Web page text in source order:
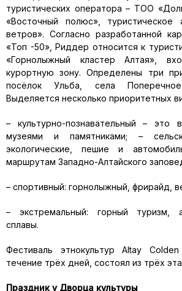
туристических оператора – ТОО
«Восточный полюс»,
ветров». Согласно разработанной
«Топ -50», Риддер относится к
«Горнолыжный кластер Алтая»,
курортную зону. Определены три
посёлок Ульба, села
Выделяется несколько приоритетных
– культурно-познавательный – это
музеями и памятниками; –
экологические, пешие и
маршрутам Западно-Алтайского
– спортивный: горнолыжный, фрирайд,
– экстремальный: горный туризм,
сплавы.
Фестиваль этнокультур Аltay
течение трёх дней, состоял из трёх
Праздник у Дворца культуры